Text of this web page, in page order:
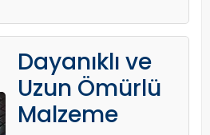
Dayanıklı ve
Uzun Ömürlü
Malzeme